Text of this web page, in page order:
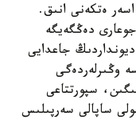
ەتكەنى انىق.
جوعارى دەڭگەيگە
جاعدايى
وڭىرلەردەگى
سپورتتاعى
ساپالى سەرپىلىس